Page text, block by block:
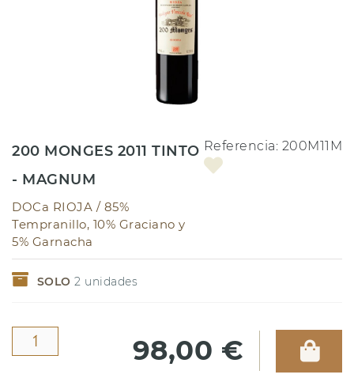
200 MONGES 2011 TINTO
- MAGNUM
DOCa RIOJA / 85%
Tempranillo, 10% Graciano y
5% Garnacha
Referencia: 200M11M
SOLO 2 unidades
98,00 €